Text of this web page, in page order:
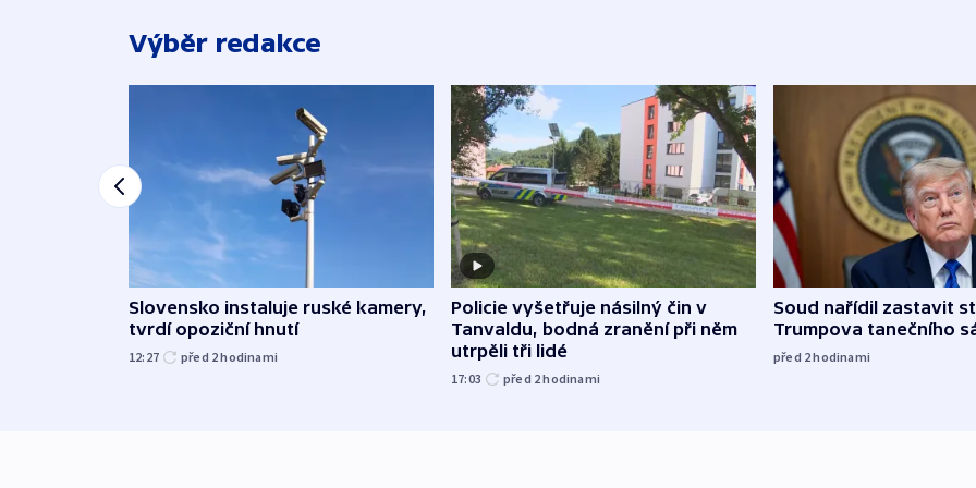
Výběr redakce
Slovensko instaluje ruské kamery,
tvrdí opoziční hnutí
12:27 před 2hodinami
Policie vyšetřuje násilný čin v
Tanvaldu, bodná zranění při něm
utrpěli tři lidé
17:03 před 2hodinami
Soud nařídil zastavit
Trumpova tanečního
před 2hodinami